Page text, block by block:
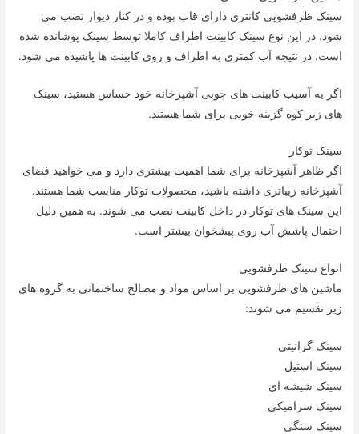
سینک ظرفشویی کانتری دارای قاب بوده و در کنار دیوار نصب می
شود. در این نوع سینک کابینت اطراف کاملا توسط سینک پوشانده شده
است. در نتیجه آب کمتری به اطراف و روی کابینت ها پاشیده می شود.
اگر به آسیب کابینت های چوبی آشپزخانه خود حساس هستید، سینک
های زیر کوه گزینه خوبی برای شما هستند.
سینک توکار
اگر ظاهر آشپزخانه برای شما اهمیت بیشتری دارد و می خواهید فضای
آشپزخانه زیباتری داشته باشید، محصولات توکار مناسب شما هستند.
این سینک های توکار در داخل کابینت نصب می شوند. به همین دلیل
احتمال پاشش آب روی پیشخوان بیشتر است.
انواع سینک ظرفشویی
ماشین های ظرفشویی بر اساس مواد و مصالح ساختمانی به گروه های
زیر تقسیم می شوند:
سینک گرانیتی
سینک استیل
سینک شیشه ای
سینک سرامیکی
سینک سنگی